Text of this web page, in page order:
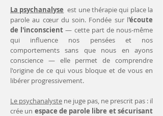
La psychanalyse est une thérapie qui place la
parole au cœur du soin. Fondée sur l'écoute
de l'inconscient— cette part de nous-même
qui influence nos pensées et nos
comportements sans que nous en ayons
conscience — elle permet de comprendre
l'origine de ce qui vous bloque et de vous en
libérer progressivement.
Le psychanalyste ne juge pas, ne prescrit pas : il
crée un espace de parole libre et sécurisant